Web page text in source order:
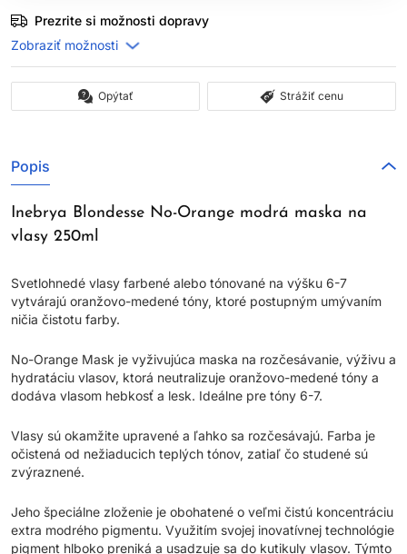
Prezrite si možnosti dopravy
Opýtať Strážiť cenu
Popis
Inebrya Blondesse No-Orange modrá maska na
vlasy 250ml
Svetlohnedé vlasy farbené alebo tónované na výšku 6-7
vytvárajú oranžovo-medené tóny, ktoré postupným umývaním
ničia čistotu farby.
No-Orange Mask je vyživujúca maska na rozčesávanie, výživu a
hydratáciu vlasov, ktorá neutralizuje oranžovo-medené tóny a
dodáva vlasom hebkosť a lesk. Ideálne pre tóny 6-7.
Vlasy sú okamžite upravené a ľahko sa rozčesávajú. Farba je
očistená od nežiaducich teplých tónov, zatiaľ čo studené sú
zvýraznené.
Jeho špeciálne zloženie je obohatené o veľmi čistú koncentráciu
extra modrého pigmentu. Využitím svojej inovatívnej technológie
pigment hlboko preniká a usadzuje sa do kutikuly vlasov. Týmto